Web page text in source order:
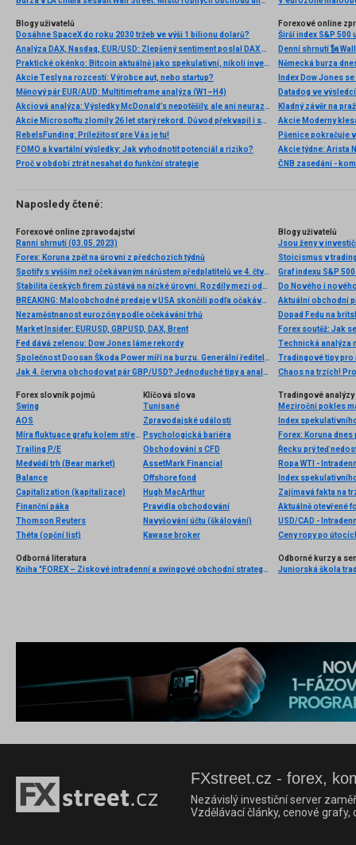
Blogy uživatelů
Dosáhne SpaceX do roku 2030 tržeb ve výši 1 bilionu dolarů?
Analýza DAX, Nasdaq, EUR/USD: Zlepšený sentiment poslal DAX na nová maxima
Praktické okénko: Bitcoin aktuálně jako spekulativní, nikoli investiční aktivum
Akcie Tesly na rozcestí: Výrobce aut, nebo startup?
Měnový pár EUR/AUD: Multitimeframe analýza (W1–H4)
Akciová analýza: Výsledky McDonald’s nepotěšily, ale ani neurazily. Jakou vizi společnost prezentovala?
Akcie Microsoftu zlomily 26 let starý rekord. Důvod překvapil i samotné investory
RebelsFunding: Príležitosť pre Vás je tu!
FOMO a kvartální výsledky: Jak vyhodnotit potenciál a riziko?
Proč v období ztrát nesahat do funkční strategie
Forexové online
Širší index S&P
Index Dow Jones
Kladný závěr na
ČNB zasedání -
Naposledy čtené:
Forexové online zpravodajství
Ranní shrnutí (03.05.2023)
Forex: Koruna zpět na úrovni z předchozích týdnů
Spotify s vyšším než očekávaným nárůstem předplatitelů ve 4. čtvrtletí
Stabilita českých firem zůstává na nízké úrovni. Rozdíly mezi odvětvími se zvětšují
BREAKING: Maloobchodné predaje v USA skončili podľa očakávaní, EURUSD bez výraznejšej zmeny
Nezaměstnanost eurozóny podle očekávání trhů
Market Insider: EURUSD, GBPUSD, DAX, Brent
Fed dává zelenou: Dow Jones láme rekordy
Společnost Doosan Škoda Power míří na burzu. Generální ředitel slibuje zajímavou nabídku
Jak 4. června obchodovat pár GBP/USD? Jednoduché tipy a analýza obchodů pro začátečníky
Blogy uživatelů
Stoicismus v
Graf indexu S&P
Do Nového i
Dopad Fedu na
Technická analýza
Tradingové tipy pro
Chaos na trzích!
Forex slovník pojmů
Swing
AOS
Míra fluktuace grafu kolem střední hodnoty
Trailing P/E
Medvědí trh (Bear market)
Balance
Capitalization (kapitalizace)
Finanční páka
Thomson Reuters
Théta (opční list)
Klíčová slova
Tunisané
Zpravodajské události
Psychologická bariéra
Obchodování s CFD
AssetMark Financial
Offshore fond
Hugh MacArthur
Pravidla obchodování
Navyšování účtu (škálování)
Kawase broker
Tradingové analýzy
Index
Forex: Koruna
Řecku prý teď
Ropa WTI -
Index
Zajímavá fakta na
Aktuálně otevřené
USD/CAD -
Ceny ropy po
Odborná literatura
Kniha "FOREX – Ziskové intradenní a swingové obchodní strategie" od Kathy Lien vychází v češtině!
Odborné kurzy a
Juniorská škola
FXstreet.cz - forex,
Nezávislý investiční server
Vzdělávací články, cenové